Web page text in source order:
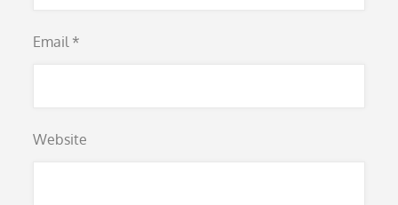
Email *
Website